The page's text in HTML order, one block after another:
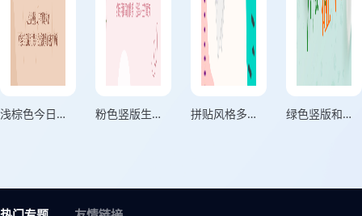
浅棕色今日份美丽个人心情海报 粉色竖版生活中的约定海报 拼贴风格多欢喜正方形日常生活记录海报 绿色竖版和夏天碰面生活记录海报